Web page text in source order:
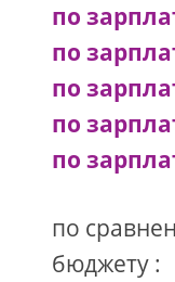
по
по
по
по
по
по
бюджету :